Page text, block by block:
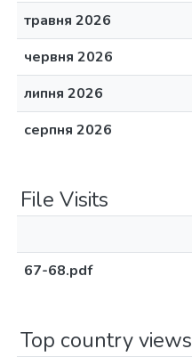
травня 2026
червня 2026
липня 2026
серпня 2026
File Visits
67-68.pdf
Top country views